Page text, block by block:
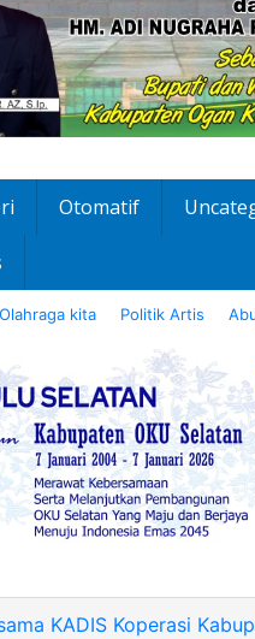
Otomatif
Olahraga kita Politik Artis
KADIS Koperasi